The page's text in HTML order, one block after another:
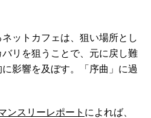
ットカフェは、狙い場所とし
リを狙うことで、元に戻し難
影響を及ぼす。「序曲」に過
ンスリーレポート によれば、